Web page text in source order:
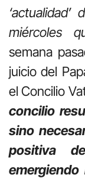
miércoles
semana
juicio del
el Concilio
concilio
sino
positiva